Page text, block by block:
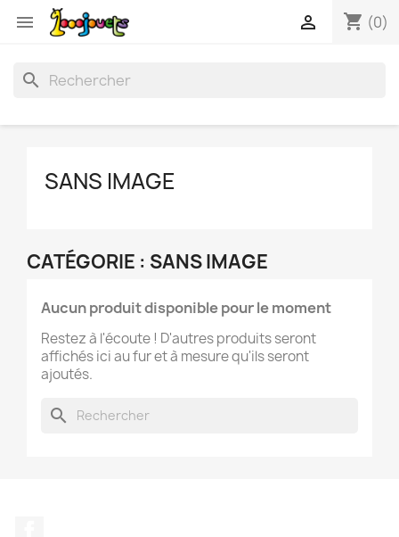
 shopping_cart (0)

search
SANS IMAGE
CATÉGORIE : SANS IMAGE
Aucun produit disponible pour le moment
Restez à l'écoute ! D'autres produits seront
affichés ici au fur et à mesure qu'ils seront
ajoutés.
search